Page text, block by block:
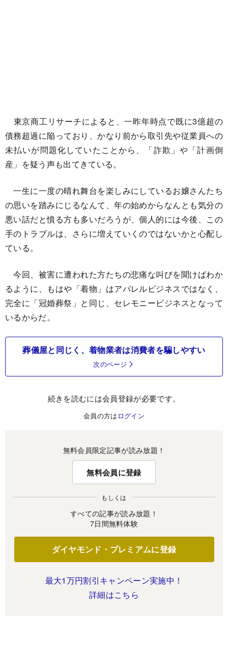
東京商工リサーチによると、一昨年時点で既に3億超の
債務超過に陥っており、かなり前から取引先や従業員への
未払いが問題化していたことから、「詐欺」や「計画倒
産」を疑う声も出てきている。
一生に一度の晴れ舞台を楽しみにしているお嬢さんたち
の思いを踏みにじるなんて、年の始めからなんとも気分の
悪い話だと憤る方も多いだろうが、個人的には今後、この
手のトラブルは、さらに増えていくのではないかと心配し
ている。
今回、被害に遭われた方たちの悲痛な叫びを聞けばわか
るように、もはや「着物」はアパレルビジネスではなく、
完全に「冠婚葬祭」と同じ、セレモニービジネスとなって
いるからだ。
葬儀屋と同じく、着物業者は消費者を騙しやすい
次のページ
続きを読むには会員登録が必要です。
会員の方は ログイン
無料会員限定記事が読み放題！
無料会員に登録
もしくは
すべての記事が読み放題！
7日間無料体験
ダイヤモンド・プレミアムに登録
最大1万円割引キャンペーン実施中！
詳細はこちら